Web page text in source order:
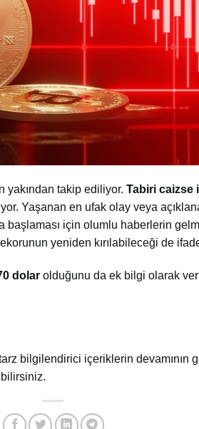
yakından takip ediliyor. Tabiri caizse
Yaşanan en ufak olay veya
başlaması için olumlu haberlerin
yeniden kırılabileceği de
dolar olduğunu da ek bilgi olarak
bilgilendirici içeriklerin devamının